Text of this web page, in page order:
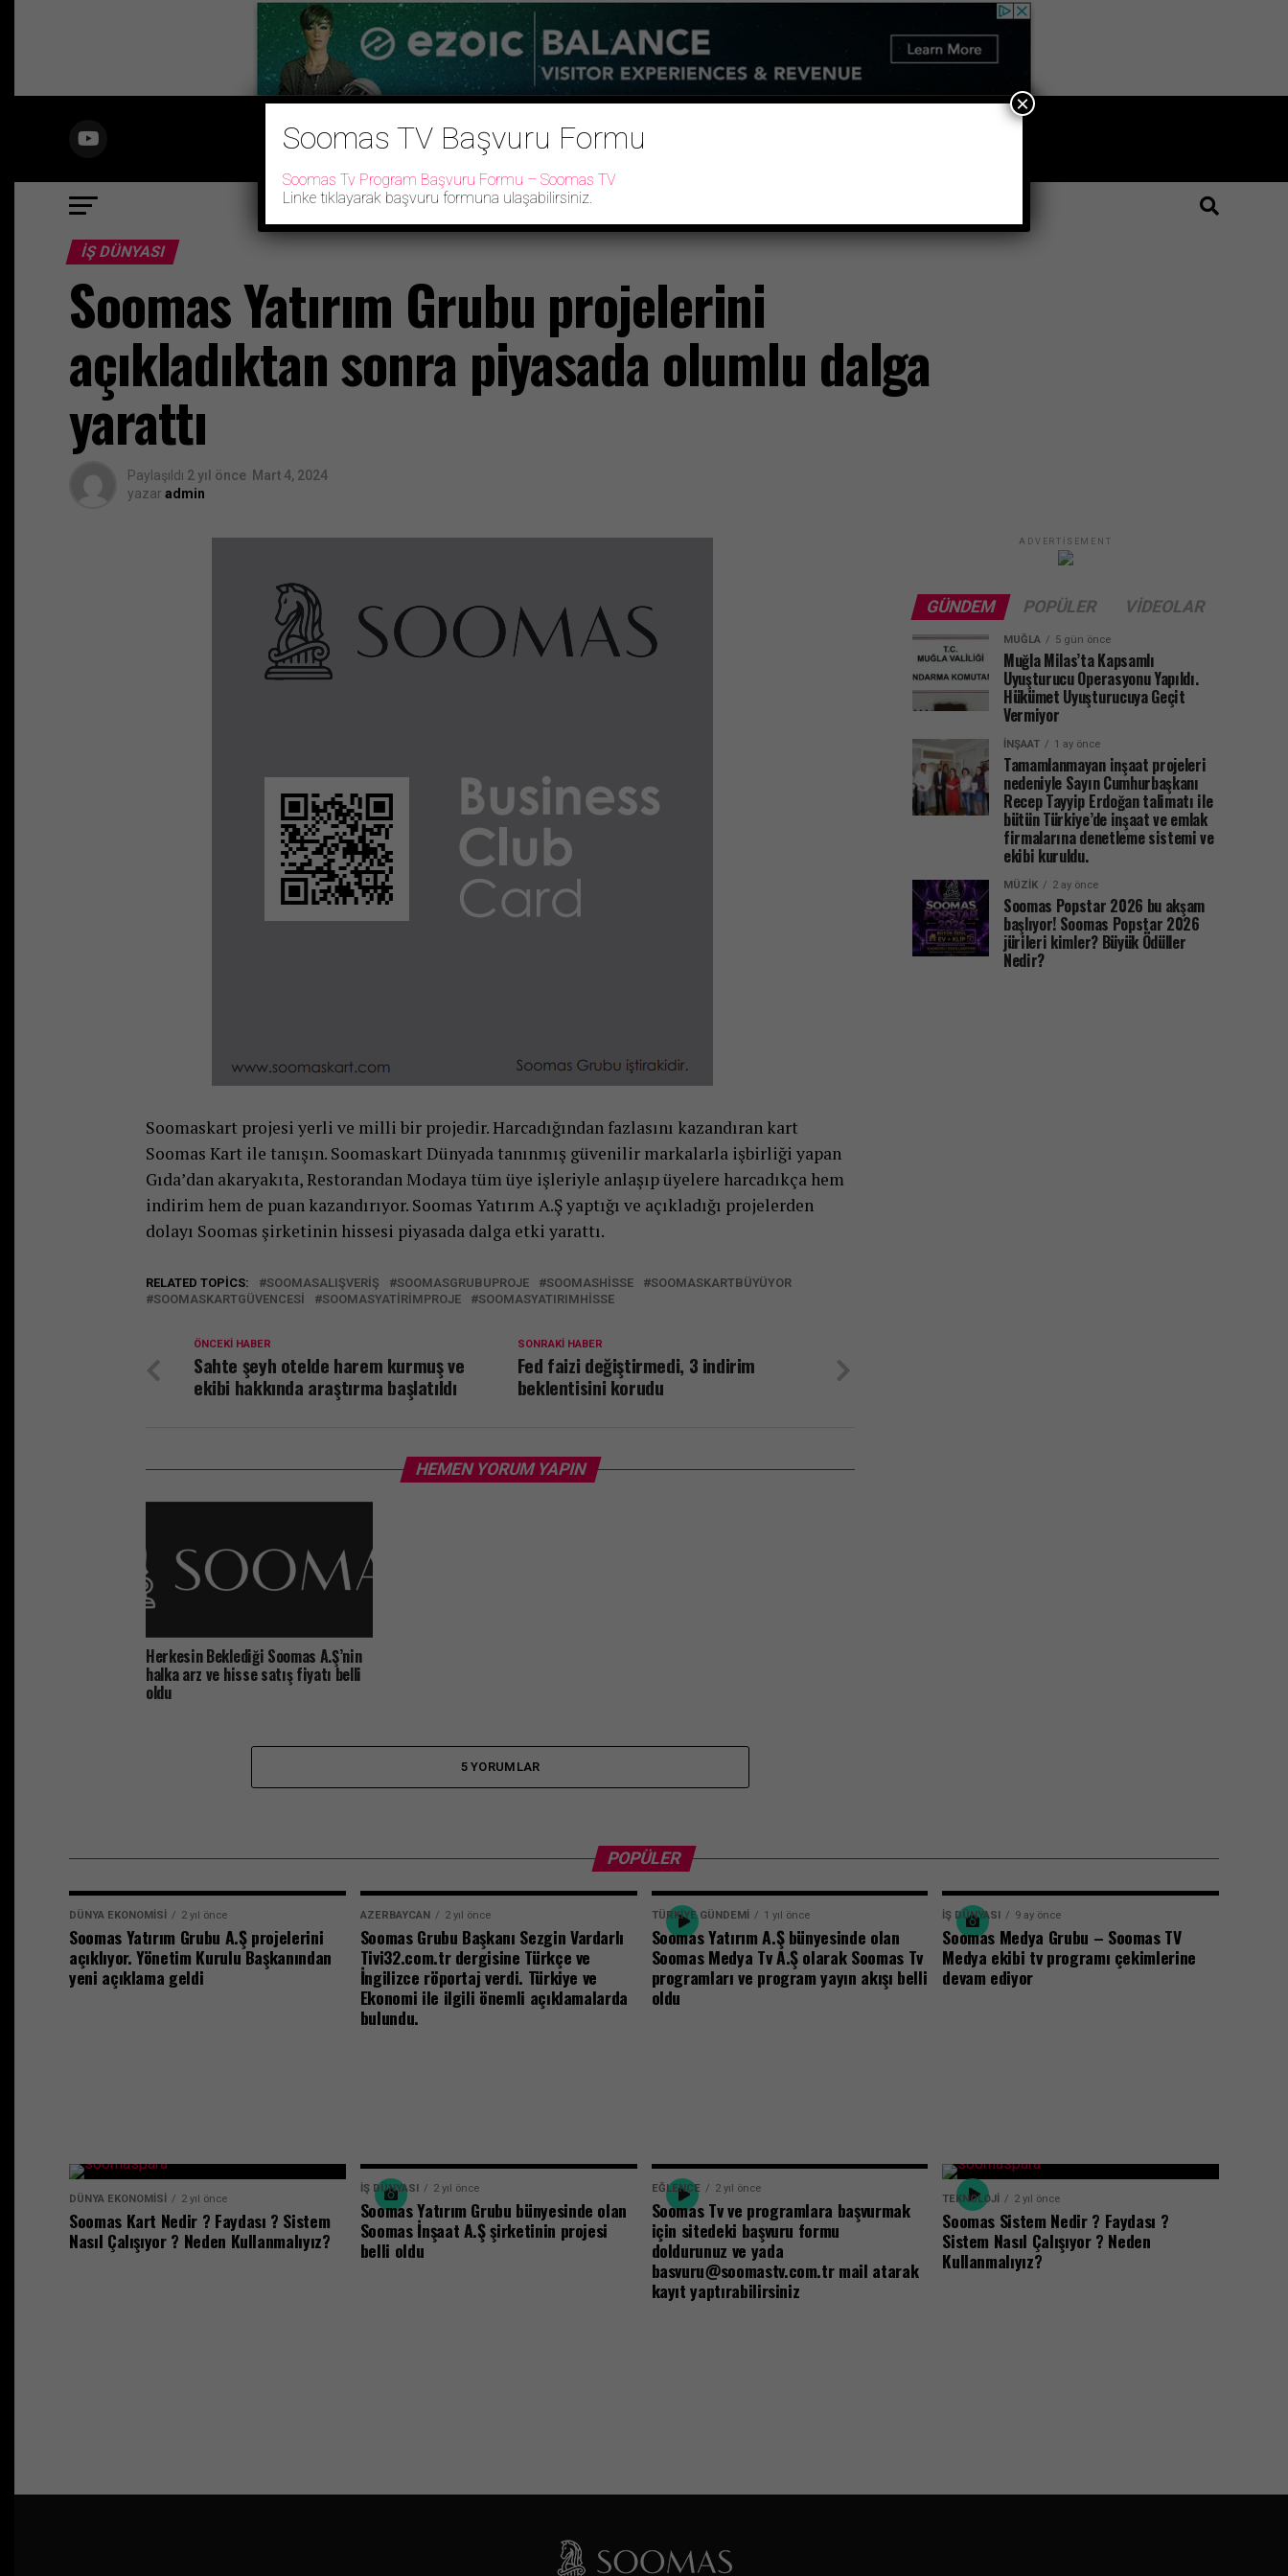
YAŞAM SON DAKIKA SPOR TREND POPÜLER
İŞ DÜNYASI
Soomas Yatırım Grubu projelerini
açıkladıktan sonra piyasada olumlu dalga
yarattı
Paylaşıldı 2 yıl önce Mart 4, 2024
yazar admin
Soomaskart projesi yerli ve milli bir projedir. Harcadığından fazlasını kazandıran kart
Soomas Kart ile tanışın. Soomaskart Dünyada tanınmış güvenilir markalarla işbirliği yapan
Gıda’dan akaryakıta, Restorandan Modaya tüm üye işleriyle anlaşıp üyelere harcadıkça hem
indirim hem de puan kazandırıyor. Soomas Yatırım A.Ş yaptığı ve açıkladığı projelerden
dolayı Soomas şirketinin hissesi piyasada dalga etki yarattı.
RELATED TOPICS: SOOMASALIŞVERIŞ SOOMASGRUBUPROJE SOOMASHISSE
SOOMASKARTBÜYÜYOR
SOOMASKARTGÜVENCESI
SOOMASYATIRIMPROJE SOOMASYATIRIMHISSE
SONRAKI HABER
Fed faizi değiştirmedi, 3 indirim
beklentisini korudu
ÖNCEKI HABER
Sahte şeyh otelde harem kurmuş ve
ekibi hakkında araştırma başlatıldı
HEMEN YORUM YAPIN
Herkesin Beklediği Soomas A.Ş’nin
halka arz ve hisse satış fiyatı belli
oldu
5 YORUMLAR
ADVERTISEMENT
GÜNDEM POPÜLER VIDEOLAR
MUĞLA 5 gün önce
Muğla Milas’ta Kapsamlı
Uyuşturucu Operasyonu Yapıldı.
Hükümet Uyuşturucuya Geçit
Vermiyor
İNŞAAT 1 ay önce
Tamamlanmayan inşaat projeleri
nedeniyle Sayın Cumhurbaşkanı
Recep Tayyip Erdoğan talimatı ile
bütün Türkiye’de inşaat ve emlak
firmalarına denetleme sistemi ve
ekibi kuruldu.
MÜZIK 2 ay önce
Soomas Popstar 2026 bu akşam
başlıyor! Soomas Popstar 2026
jürileri kimler? Büyük Ödüller
Nedir?
POPÜLER
DÜNYA EKONOMISI 2 yıl önce
Soomas Yatırım Grubu A.Ş projelerini
açıklıyor. Yönetim Kurulu Başkanından
yeni açıklama geldi
AZERBAYCAN 2 yıl önce
Soomas Grubu Başkanı Sezgin Vardarlı
Tivi32.com.tr dergisine Türkçe ve
İngilizce röportaj verdi. Türkiye ve
Ekonomi ile ilgili önemli açıklamalarda
bulundu.
TÜRKIYE GÜNDEMI 1 yıl önce
Soomas Yatırım A.Ş bünyesinde olan
Soomas Medya Tv A.Ş olarak Soomas Tv
programları ve program yayın akışı belli
oldu
İŞ DÜNYASI 9 ay önce
Soomas Medya Grubu – Soomas TV
Medya ekibi tv programı çekimlerine
devam ediyor
DÜNYA EKONOMISI 2 yıl önce
Soomas Kart Nedir ? Faydası ? Sistem
Nasıl Çalışıyor ? Neden Kullanmalıyız?
İŞ DÜNYASI 2 yıl önce
Soomas Yatırım Grubu bünyesinde olan
Soomas İnşaat A.Ş şirketinin projesi
belli oldu
EĞLENCE 2 yıl önce
Soomas Tv ve programlara başvurmak
için sitedeki başvuru formu
doldurunuz ve yada
basvuru@soomastv.com.tr mail atarak
kayıt yaptırabilirsiniz
TEKNOLOJI 2 yıl önce
Soomas Sistem Nedir ? Faydası ?
Sistem Nasıl Çalışıyor ? Neden
Kullanmalıyız?
Soomas TV Başvuru Formu
Soomas Tv Program Başvuru Formu – Soomas TV
Linke tıklayarak başvuru formuna ulaşabilirsiniz.
×